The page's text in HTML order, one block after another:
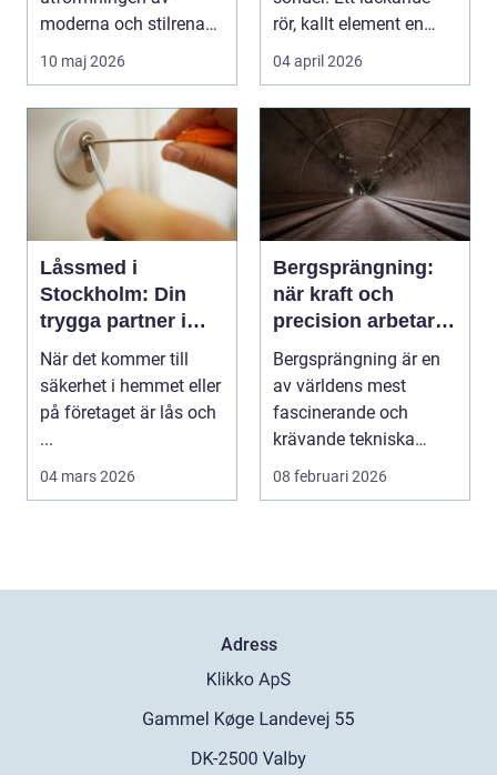
moderna och stilrena
trädg&...
10 maj 2026
rör, kallt element en
vintermorgon elle...
04 april 2026
Låssmed i
Stockholm: Din
trygga partner i
huvudstaden
När det kommer till
säkerhet i hemmet eller
på företaget är lås och
...
04 mars 2026
Bergsprängning:
när kraft och
precision arbetar
tillsammans
Bergsprängning är en
av världens mest
fascinerande och
krävande tekniska
procedu...
08 februari 2026
Adress